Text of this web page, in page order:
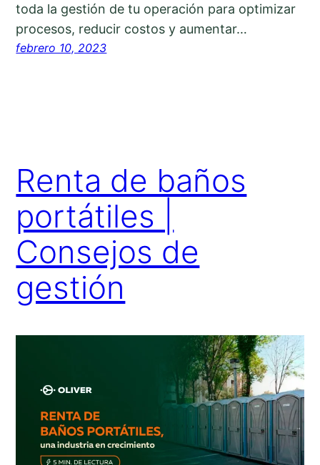
toda la gestión de tu operación para optimizar
procesos, reducir costos y aumentar…
febrero 10, 2023
Renta de baños
portátiles |
Consejos de
gestión